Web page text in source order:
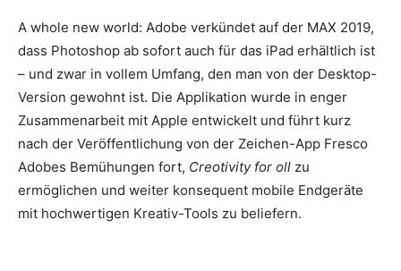
A whole new world: Adobe verkündet auf der MAX 2019,
dass Photoshop ab sofort auch für das iPad erhältlich ist
– und zwar in vollem Umfang, den man von der Desktop-
Version gewohnt ist. Die Applikation wurde in enger
Zusammenarbeit mit Apple entwickelt und führt kurz
nach der Veröffentlichung von der Zeichen-App Fresco
Adobes Bemühungen fort, Creotivity for oll zu
ermöglichen und weiter konsequent mobile Endgeräte
mit hochwertigen Kreativ-Tools zu beliefern.